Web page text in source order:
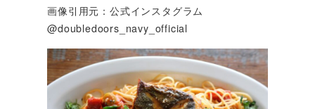
画像引用元：公式インスタグラム
@doubledoors_navy_official